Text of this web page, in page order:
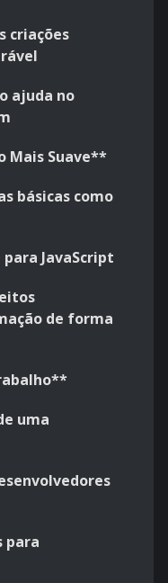
criações
ajuda no
Mais Suave**
básicas como
JavaScript
de forma
uma
para